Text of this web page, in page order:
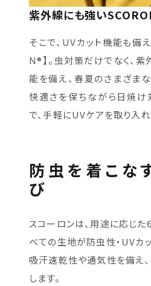
紫外線にも強い
そこで、UVカット機能も備
N®】。虫対策だけでなく、
能を備え、春夏のさまざま
快適さを保ちながら日焼け
で、手軽にUVケアを取り入
防虫を着こな
び
スコーロンは、用途に応じた
べての生地が防虫性・UVカ
吸汗速乾性や通気性を備え
します。